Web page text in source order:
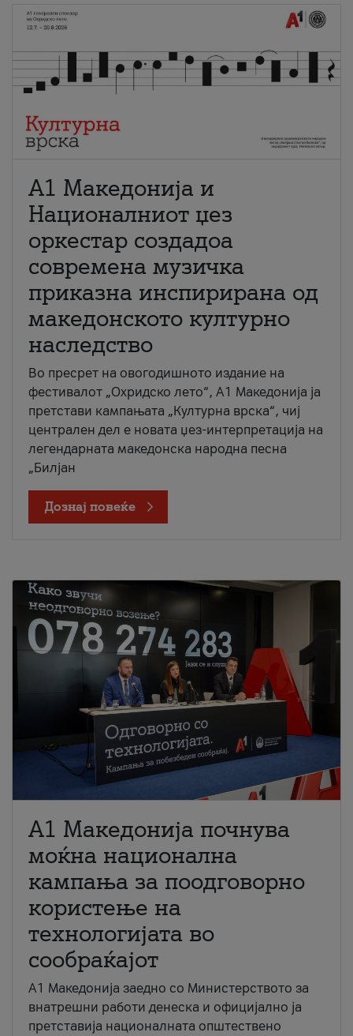
А1 Македонија и
Националниот џез
оркестар создадоа
современа музичка
приказна инспирирана од
македонското културно
наследство
Во пресрет на овогодишното издание на
фестивалот „Охридско лето“, А1 Македонија ја
претстави кампањата „Културна врска“, чиј
централен дел е новата џез-интерпретација на
легендарната македонска народна песна
„Билјан
Дознај повеќе
A1 Македонија почнува
моќна национална
кампања за поодговорно
користење на
технологијата во
сообраќајот
A1 Македонија заедно со Министерството за
внатрешни работи денеска и официјално ја
претставија националната општествено